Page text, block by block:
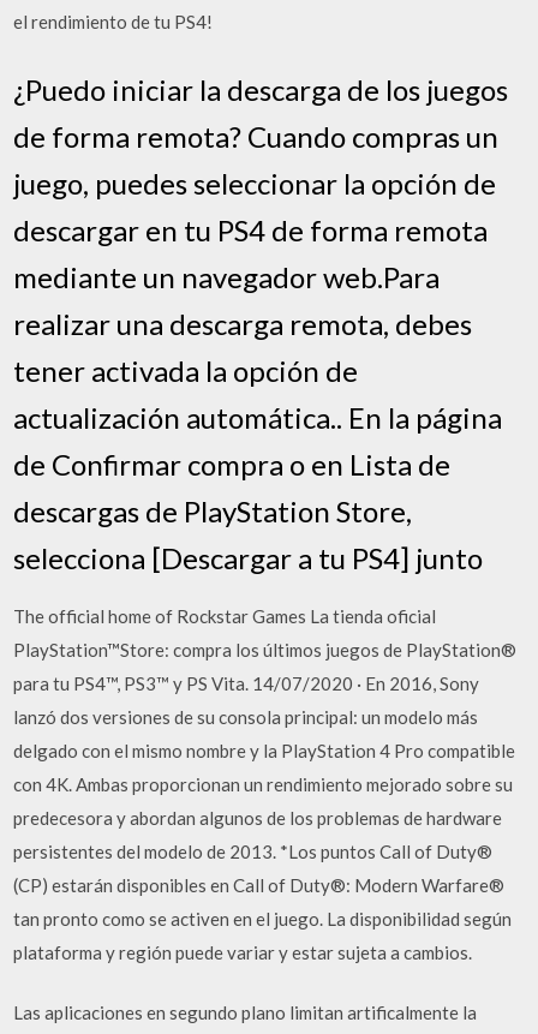
el rendimiento de tu PS4!
¿Puedo iniciar la descarga de los juegos
de forma remota? Cuando compras un
juego, puedes seleccionar la opción de
descargar en tu PS4 de forma remota
mediante un navegador web.Para
realizar una descarga remota, debes
tener activada la opción de
actualización automática.. En la página
de Confirmar compra o en Lista de
descargas de PlayStation Store,
selecciona [Descargar a tu PS4] junto
The official home of Rockstar Games La tienda oficial
PlayStation™Store: compra los últimos juegos de PlayStation®
para tu PS4™, PS3™ y PS Vita. 14/07/2020 · En 2016, Sony
lanzó dos versiones de su consola principal: un modelo más
delgado con el mismo nombre y la PlayStation 4 Pro compatible
con 4K. Ambas proporcionan un rendimiento mejorado sobre su
predecesora y abordan algunos de los problemas de hardware
persistentes del modelo de 2013. *Los puntos Call of Duty®
(CP) estarán disponibles en Call of Duty®: Modern Warfare®
tan pronto como se activen en el juego. La disponibilidad según
plataforma y región puede variar y estar sujeta a cambios.
Las aplicaciones en segundo plano limitan artificalmente la